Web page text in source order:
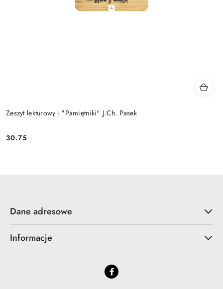
Zeszyt lekturowy - "Pamiętniki" J.Ch. Pasek
Cena:
30.75
Dane adresowe
Informacje